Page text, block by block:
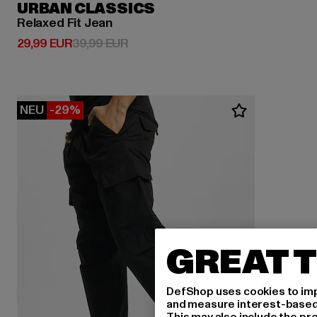
URBAN CLASSICS
Relaxed Fit Jean
29,99 EUR
Derzeitiger Preis: 29,99 EUR
39,99 EURAktionspreis: 39,99 EUR
NEU -29%
GREAT
DefShop uses cookies to
and measure interest-